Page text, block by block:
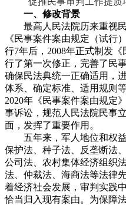
一、修改背景
最高人民法院历来重视民
《民事案件案由规定（试行
行7年后，2008年正式制发
行了第一次修正，完善了民
确保民法典统一正确适用，
体系、确定标准、适用规则
2020年《民事案件案由规定
事诉讼，规范人民法院民事
面，发挥了重要作用。
五年来，军人地位和权益
保护法、种子法、反垄断法
公司法、农村集体经济组织
法、仲裁法、海商法等法律
着经济社会发展，审判实践
恰当归入现有案由。为保障